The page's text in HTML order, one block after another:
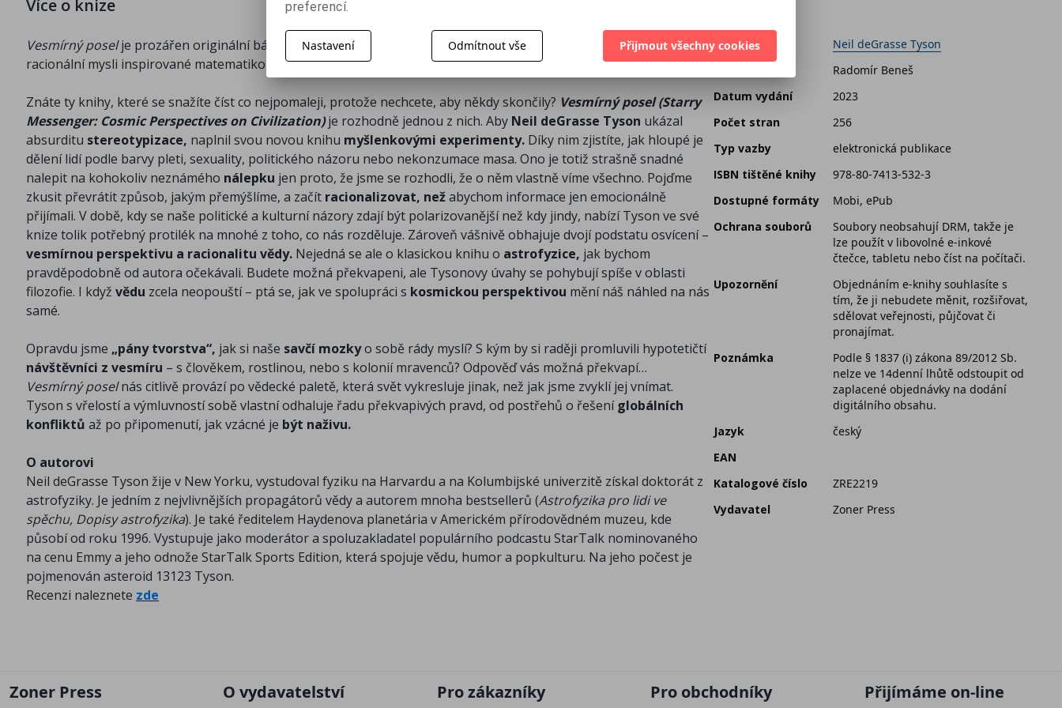
Více o knize
Vesmírný poselje prozářen originální básnickou představivostí, ale zároveň nese nezaměnitelnou pečeť Tysonovy
racionální mysli inspirované matematikou a vědou.
Znáte ty knihy, které se snažíte číst co nejpomaleji, protože nechcete, aby někdy skončily? Vesmírný posel (Starry
Messenger: Cosmic Perspectives on Civilization)je rozhodně jednou z nich. Aby Neil deGrasse Tyson ukázal
absurditu stereotypizace, naplnil svou novou knihu myšlenkovými experimenty. Díky nim zjistíte, jak hloupé je
dělení lidí podle barvy pleti, sexuality, politického názoru nebo nekonzumace masa. Ono je totiž strašně snadné
nalepit na kohokoliv neznámého nálepku jen proto, že jsme se rozhodli, že o něm vlastně víme všechno. Pojďme
zkusit převrátit způsob, jakým přemýšlíme, a začít racionalizovat, nežabychom informace jen emocionálně
přijímali. V době, kdy se naše politické a kulturní názory zdají být polarizovanější než kdy jindy, nabízí Tyson ve své
knize tolik potřebný protilék na mnohé z toho, co nás rozděluje. Zároveň vášnivě obhajuje dvojí podstatu osvícení –
vesmírnou perspektivu a racionalitu vědy. Nejedná se ale o klasickou knihu o astrofyzice, jak bychom
pravděpodobně od autora očekávali. Budete možná překvapeni, ale Tysonovy úvahy se pohybují spíše v oblasti
filozofie. I když vědu zcela neopouští – ptá se, jak ve spolupráci s kosmickou perspektivou mění náš náhled na nás
samé.
Opravdu jsme „pány tvorstva“, jak si naše savčí mozkyo sobě rády myslí? S kým by si raději promluvili hypotetičtí
návštěvníci z vesmíru – s člověkem, rostlinou, nebo s kolonií mravenců? Odpověď vás možná překvapí…
Vesmírný poselnás citlivě provází po vědecké paletě, která svět vykresluje jinak, než jak jsme zvyklí jej vnímat.
Tyson s vřelostí a výmluvností sobě vlastní odhaluje řadu překvapivých pravd, od postřehů o řešeníglobálních
konfliktů až po připomenutí, jak vzácné je být naživu.
O autorovi
Neil deGrasse Tyson žije v New Yorku, vystudoval fyziku na Harvardu a na Kolumbijské univerzitě získal doktorát z
astrofyziky. Je jedním z nejvlivnějších propagátorů vědy a autorem mnoha bestsellerů (Astrofyzika pro lidi ve
spěchu, Dopisy astrofyzika). Je také ředitelem Haydenova planetária v Americkém přírodovědném muzeu, kde
působí od roku 1996. Vystupuje jako moderátor a spoluzakladatel populárního podcastu StarTalk nominovaného
na cenu Emmy a jeho odnože StarTalk Sports Edition, která spojuje vědu, humor a popkulturu. Na jeho počest je
pojmenován asteroid 13123 Tyson.
Recenzi naleznete zde
Autor
Neil deGrasse Tyson
Radomír Beneš
Datum vydání
2023
Počet stran
256
Typ vazby
elektronická publikace
ISBN tištěné knihy
978-80-7413-532-3
Dostupné formáty
Mobi, ePub
Ochrana souborů
Soubory neobsahují DRM, takže je
lze použít v libovolné e-inkové
čtečce, tabletu nebo číst na počítači.
Upozornění
Objednáním e-knihy souhlasíte s
tím, že ji nebudete měnit, rozšiřovat,
sdělovat veřejnosti, půjčovat či
pronajímat.
Poznámka
Podle § 1837 (i) zákona 89/2012 Sb.
nelze ve 14denní lhůtě odstoupit od
zaplacené objednávky na dodání
digitálního obsahu.
Jazyk
český
EAN
Katalogové číslo
ZRE2219
Vydavatel
Zoner Press
Zoner Press O vydavatelství Pro zákazníky Pro obchodníky
Přijímáme on-line
preferencí.
Nastavení Odmítnout vše Přijmout všechny cookies